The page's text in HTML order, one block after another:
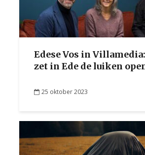
Edese Vos in Villamedia:
zet in Ede de luiken
25 oktober 2023